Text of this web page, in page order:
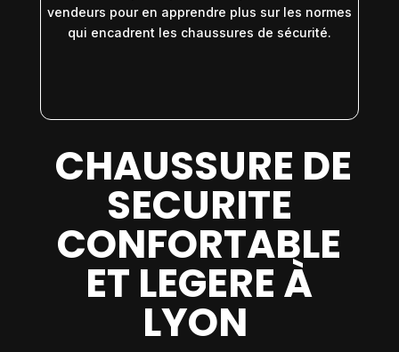
vendeurs pour en apprendre plus sur les normes
qui encadrent les chaussures de sécurité.
CHAUSSURE DE
SECURITE
CONFORTABLE
ET LEGERE À
LYON